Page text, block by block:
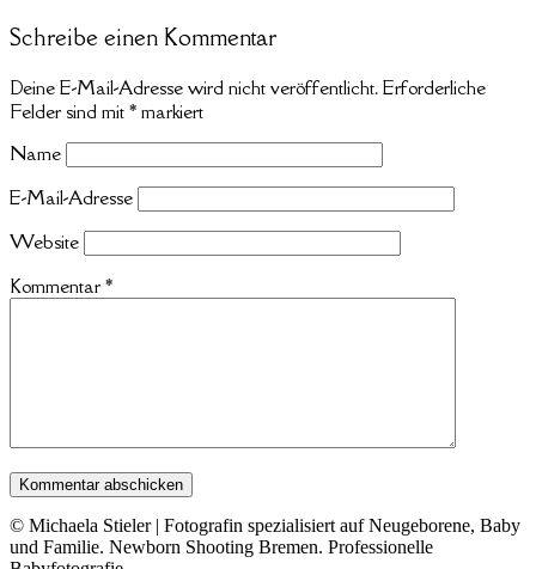
Schreibe einen Kommentar
Deine E-Mail-Adresse wird nicht veröffentlicht. Erforderliche
Felder sind mit * markiert
Name
E-Mail-Adresse
Website
Kommentar *
© Michaela Stieler | Fotografin spezialisiert auf Neugeborene, Baby
und Familie. Newborn Shooting Bremen. Professionelle